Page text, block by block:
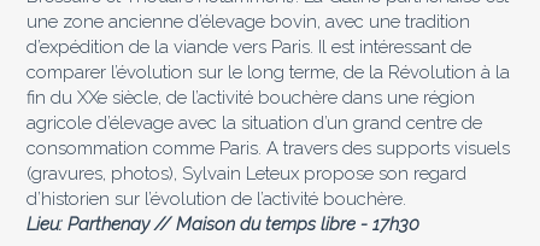
une zone ancienne d’élevage bovin, avec une tradition
d’expédition de la viande vers Paris. Il est intéressant de
comparer l’évolution sur le long terme, de la Révolution à la
fin du XXe siècle, de l’activité bouchère dans une région
agricole d’élevage avec la situation d’un grand centre de
consommation comme Paris. A travers des supports visuels
(gravures, photos), Sylvain Leteux propose son regard
d’historien sur l’évolution de l’activité bouchère.
Lieu: Parthenay // Maison du temps libre - 17h30